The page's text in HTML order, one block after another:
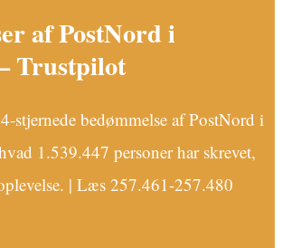
af PostNord i
Trustpilot
stjernede bedømmelse af PostNord i
1.539.447 personer har skrevet,
| Læs 257.461-257.480